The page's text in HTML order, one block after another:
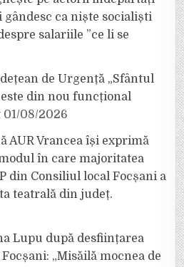
gândesc ca niște socialiști
salariile ”ce li se
de Urgență „Sfântul
din nou funcțional
01/08/2026
AUR Vrancea își exprimă
în care majoritatea
din Consiliul local Focșani a
teatrală din județ.
Lupu după desființarea
„Misăilă mocnea de